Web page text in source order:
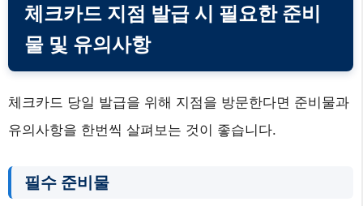
체크카드 지점 발급 시 필요한 준비
물 및 유의사항
체크카드 당일 발급을 위해 지점을 방문한다면 준비물과
유의사항을 한번씩 살펴보는 것이 좋습니다.
필수 준비물